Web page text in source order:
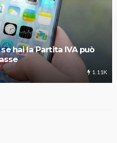
hai la Partita IVA può
1.11K